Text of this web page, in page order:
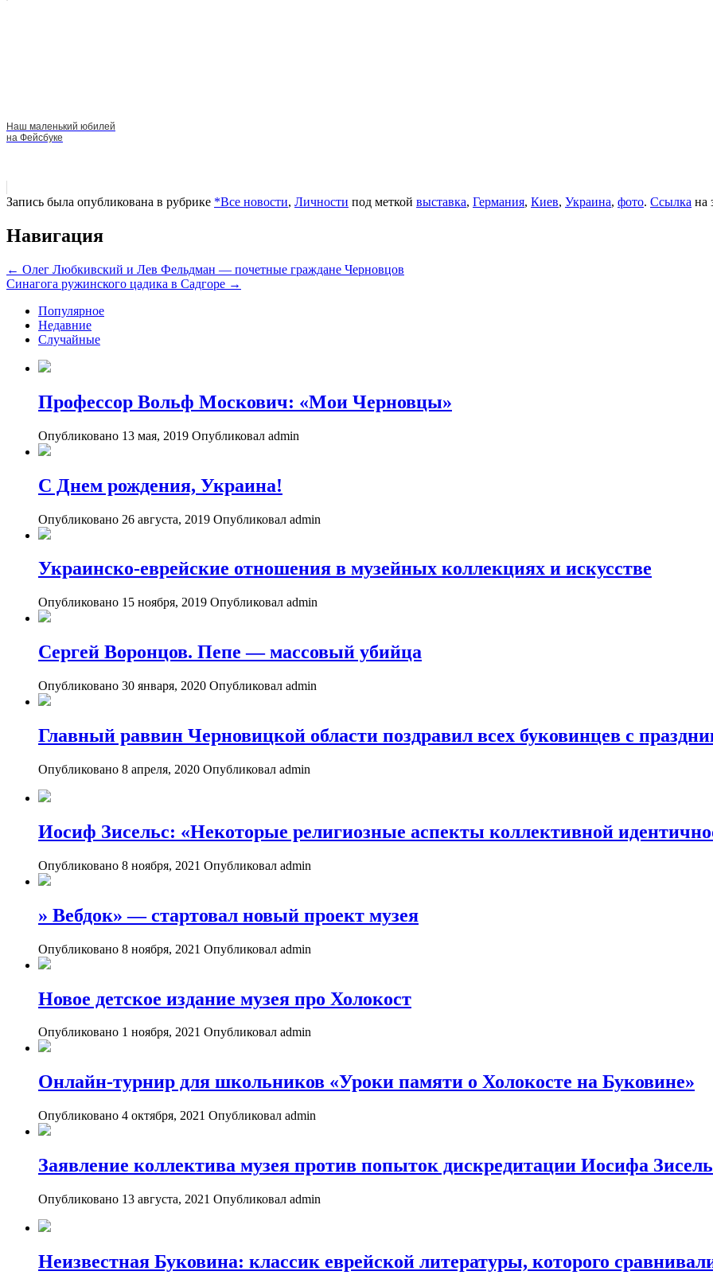
Наш маленький юбилей
на Фейсбуке
Запись была опубликована в рубрике *Все новости, Личности под меткой выставка, Германия, Киев, Украина, фото. Ссылка на
Навигация
← Олег Любкивский и Лев Фельдман — почетные граждане Черновцов
Синагога ружинского цадика в Садгоре →
Популярное
Недавние
Случайные
Профессор Вольф Москович: «Мои Черновцы»
Опубликовано 13 мая, 2019 Опубликовал admin
С Днем рождения, Украина!
Опубликовано 26 августа, 2019 Опубликовал admin
Украинско-еврейские отношения в музейных коллекциях и искусстве
Опубликовано 15 ноября, 2019 Опубликовал admin
Сергей Воронцов. Пепе — массовый убийца
Опубликовано 30 января, 2020 Опубликовал admin
Главный раввин Черновицкой области поздравил всех буковинцев с
Опубликовано 8 апреля, 2020 Опубликовал admin
Иосиф Зисельс: «Некоторые религиозные аспекты коллективной
Опубликовано 8 ноября, 2021 Опубликовал admin
» Вебдок» — стартовал новый проект музея
Опубликовано 8 ноября, 2021 Опубликовал admin
Новое детское издание музея про Холокост
Опубликовано 1 ноября, 2021 Опубликовал admin
Онлайн-турнир для школьников «Уроки памяти о Холокосте на Буковине»
Опубликовано 4 октября, 2021 Опубликовал admin
Заявление коллектива музея против попыток дискредитации Иосифа
Опубликовано 13 августа, 2021 Опубликовал admin
Неизвестная Буковина: классик еврейской литературы, которого